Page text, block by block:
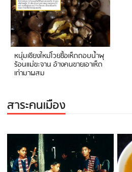
หนุ่มเชียงใหม่โวยซื้อเห็ดถอบน้ำพุ
ร้อนแม่ขะจาน อ้างคนขายเอาเห็ด
เก่ามาผสม
สาระคนเมือง